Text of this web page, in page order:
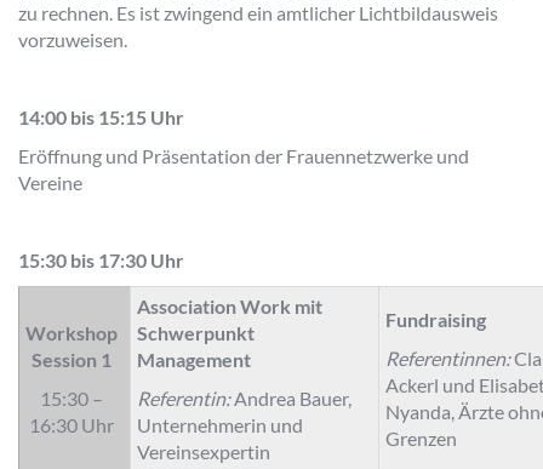
zu rechnen. Es ist zwingend ein amtlicher Lichtbildausweis
vorzuweisen.
14:00 bis 15:15 Uhr
Eröffnung und Präsentation der Frauennetzwerke und
Vereine
15:30 bis 17:30 Uhr
Workshop
Session 1
15:30 –
16:30 Uhr
Association Work mit
Schwerpunkt
Management
Referentin:Andrea Bauer,
Unternehmerin und
Vereinsexpertin
Fundraising
Referentinnen:
Ackerl und
Nyanda, Ärzte
Grenzen